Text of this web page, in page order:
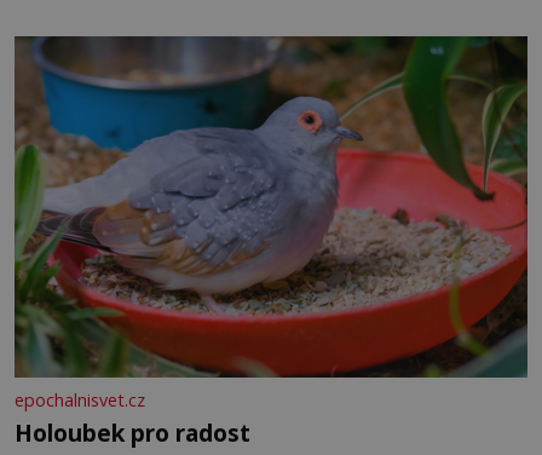
epochalnisvet.cz
Holoubek pro radost